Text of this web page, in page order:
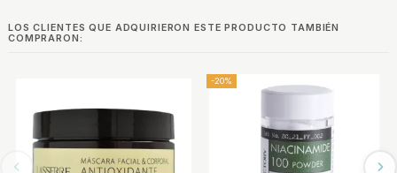
LOS CLIENTES QUE ADQUIRIERON ESTE PRODUCTO TAMBIÉN
COMPRARON:
-20%